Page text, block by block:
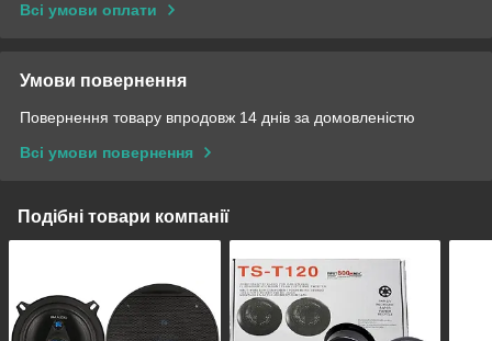
Всі умови оплати
Умови повернення
Повернення товару впродовж 14 днів за домовленістю
Всі умови повернення
Подібні товари компанії